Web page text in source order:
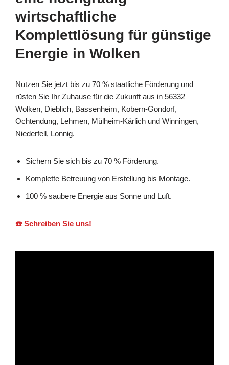
wirtschaftliche
Komplettlösung für günstige
Energie in Wolken
Nutzen Sie jetzt bis zu 70 % staatliche Förderung und
rüsten Sie Ihr Zuhause für die Zukunft aus in 56332
Wolken, Dieblich, Bassenheim, Kobern-Gondorf,
Ochtendung, Lehmen, Mülheim-Kärlich und Winningen,
Niederfell, Lonnig.
Sichern Sie sich bis zu 70 % Förderung.
Komplette Betreuung von Erstellung bis Montage.
100 % saubere Energie aus Sonne und Luft.
☎️ Schreiben Sie uns!